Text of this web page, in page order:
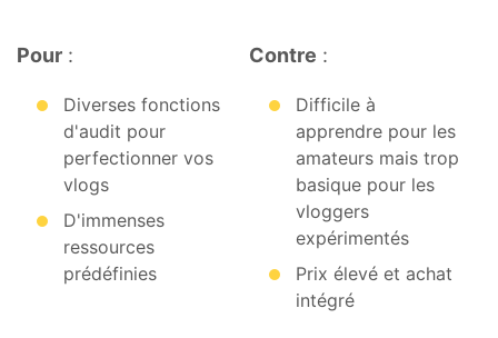
Pour :
Diverses fonctions
d'audit pour
perfectionner vos
vlogs
D'immenses
ressources
prédéfinies
Contre :
Difficile à
apprendre pour les
amateurs mais trop
basique pour les
vloggers
expérimentés
Prix élevé et achat
intégré